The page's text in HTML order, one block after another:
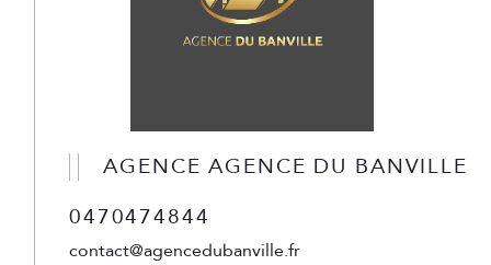
AGENCE AGENCE DU BANVILLE
0470474844
contact@agencedubanville.fr